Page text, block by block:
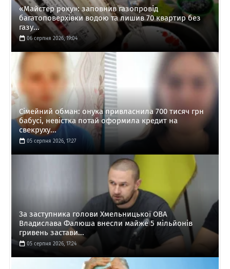
«Майстер року»: заповнив газопровід
багатоповерхівки водою та лишив 70 квартир без
газу...
06 серпня 2026, 19:04
Сімейний обман: онука привласнила 700 тисяч грн
бабусі, невістка потай оформила кредит на
свекруху...
05 серпня 2026, 17:27
За заступника голови Хмельницької ОВА
Владислава Фалюша внесли майже 5 мільйонів
гривень застави...
05 серпня 2026, 17:24